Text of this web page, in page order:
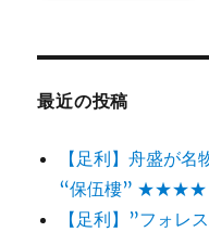
最近の投稿
【足利】舟盛が
“保伍樓” ★★★★
【足利】”フォレ